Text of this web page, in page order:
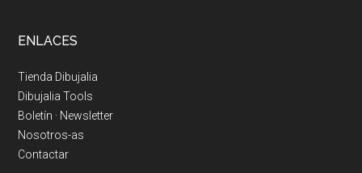
ENLACES
Tienda Dibujalia
Dibujalia Tools
Boletín · Newsletter
Nosotros-as
Contactar